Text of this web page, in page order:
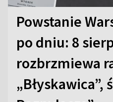
Powstanie
po dniu: 8
rozbrzmiewa
„Błyskawica”,